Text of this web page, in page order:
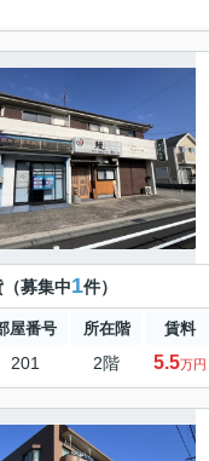
募集中1件）
屋番号 所在階 賃料
201 2階 5.5万円